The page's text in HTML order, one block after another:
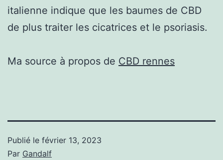
italienne indique que les baumes de CBD
de plus traiter les cicatrices et le psoriasis.
Ma source à propos de CBD rennes
Publié le février 13, 2023
Par Gandalf